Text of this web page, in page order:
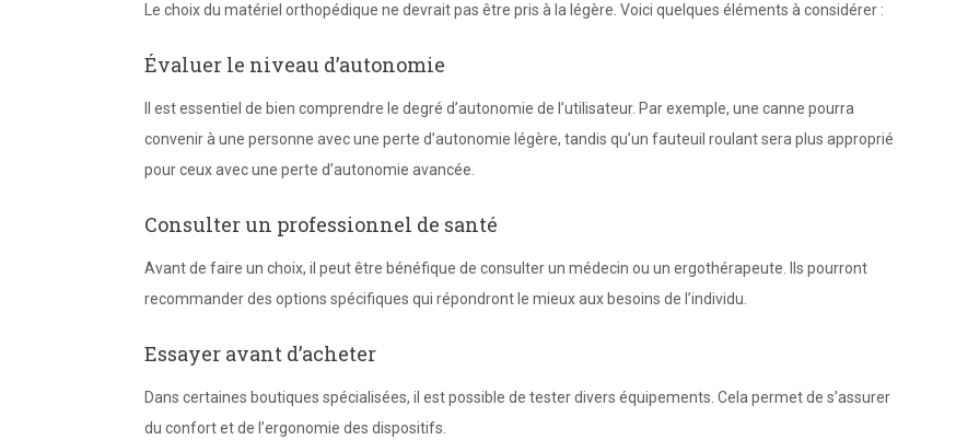
Le choix du matériel orthopédique ne devrait pas être pris à la légère. Voici quelques éléments à considérer :
Évaluer le niveau d’autonomie
Il est essentiel de bien comprendre le degré d’autonomie de l’utilisateur. Par exemple, une canne pourra
convenir à une personne avec une perte d’autonomie légère, tandis qu’un fauteuil roulant sera plus approprié
pour ceux avec une perte d’autonomie avancée.
Consulter un professionnel de santé
Avant de faire un choix, il peut être bénéfique de consulter un médecin ou un ergothérapeute. Ils pourront
recommander des options spécifiques qui répondront le mieux aux besoins de l’individu.
Essayer avant d’acheter
Dans certaines boutiques spécialisées, il est possible de tester divers équipements. Cela permet de s’assurer
du confort et de l’ergonomie des dispositifs.